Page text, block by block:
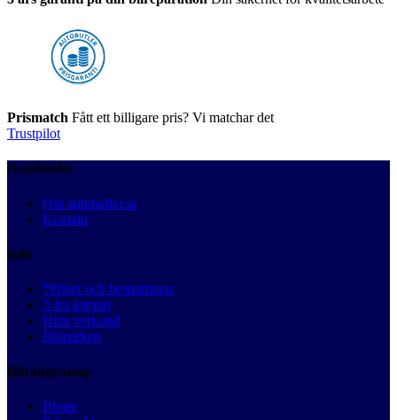
Prismatch Fått ett billigare pris? Vi matchar det
Trustpilot
Autobutler
Om autobutler.se
Kontakt
Info
*Priser och besparingar
3 års garanti
Hitta verkstad
Bilmärken
Bilrådgivning
Blogg